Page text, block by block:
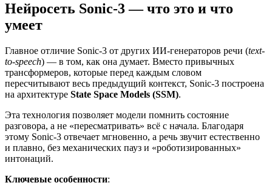
Нейросеть Sonic-3 — что это и что
умеет
Главное отличие Sonic-3 от других ИИ-генераторов речи (text-
to-speech) — в том, как она думает. Вместо привычных
трансформеров, которые перед каждым словом
пересчитывают весь предыдущий контекст, Sonic-3 построена
на архитектуре State Space Models (SSM).
Эта технология позволяет модели помнить состояние
разговора, а не «пересматривать» всё с начала. Благодаря
этому Sonic-3 отвечает мгновенно, а речь звучит естественно
и плавно, без механических пауз и «роботизированных»
интонаций.
Ключевые особенности: